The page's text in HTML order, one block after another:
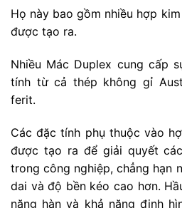
Họ này bao gồm nhiều hợp
được tạo ra.
Nhiều Mác Duplex cung cấp
tính từ cả thép không gỉ
ferit.
Các đặc tính phụ thuộc vào
được tạo ra để giải quyết
trong công nghiệp, chẳng hạn
dai và độ bền kéo cao hơn.
năng hàn và khả năng định